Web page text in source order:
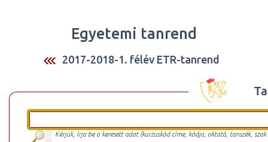
Egyetemi tanrend
2017-2018-1. félév ETR-tanrend
Kérjük, írja be a keresett adat (kurzuskód címe, kódja, oktató, tanszék,